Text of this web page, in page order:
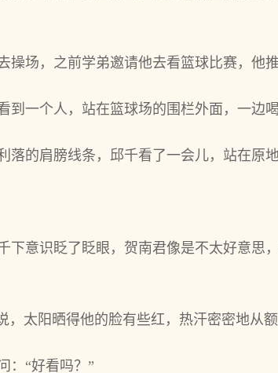
操场，之前学弟邀请他去看篮球比赛，他
到一个人，站在篮球场的围栏外面，一边
落的肩膀线条，邱千看了一会儿，站在原地
下意识眨了眨眼，贺南君像是不太好意思
，太阳晒得他的脸有些红，热汗密密地从额
：“好看吗？”